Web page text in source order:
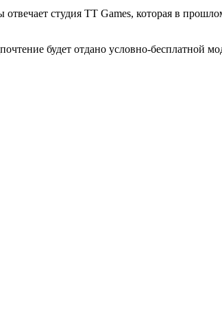
студия TT Games, которая в
будет отдано условно-бесплатной